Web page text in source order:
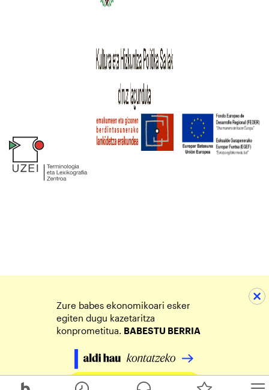
Zure babes ekonomikoari esker
egiten dugu kazetaritza
konprometitua. BABESTU BERRIA
Egin zure ekarpena